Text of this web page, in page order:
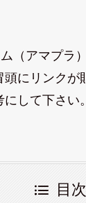
（アマプラ
頭にリンクが
して下さい。
目次